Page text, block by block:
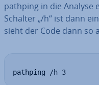
pathping in die Analyse
Schalter „/h“ ist dann
sieht der Code dann so
pathping /h 3